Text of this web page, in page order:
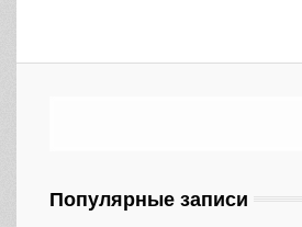
Популярные записи